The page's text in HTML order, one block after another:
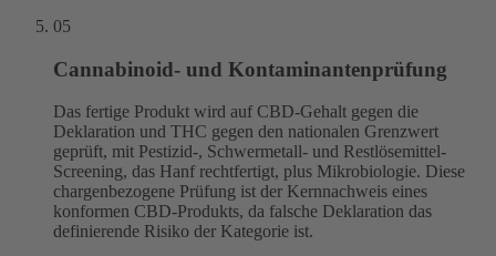
05
Cannabinoid- und Kontaminantenprüfung
Das fertige Produkt wird auf CBD-Gehalt gegen die
Deklaration und THC gegen den nationalen Grenzwert
geprüft, mit Pestizid-, Schwermetall- und Restlösemittel-
Screening, das Hanf rechtfertigt, plus Mikrobiologie. Diese
chargenbezogene Prüfung ist der Kernnachweis eines
konformen CBD-Produkts, da falsche Deklaration das
definierende Risiko der Kategorie ist.